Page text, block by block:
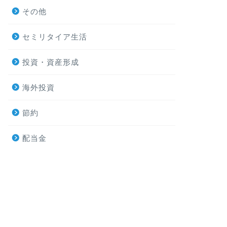
その他
セミリタイア生活
投資・資産形成
海外投資
節約
配当金